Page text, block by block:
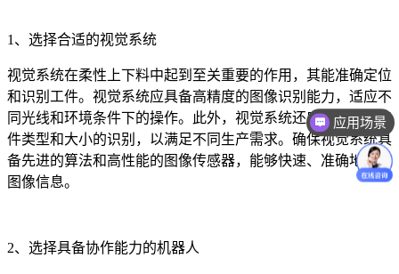
1、选择合适的视觉系统
视觉系统在柔性上下料中起到至关重要的作用，其能准确定位
和识别工件。视觉系统应具备高精度的图像识别能力，适应不
同光线和环境条件下的操作。此外，视觉系统还应支持多种工
件类型和大小的识别，以满足不同生产需求。确保视觉系统具
备先进的算法和高性能的图像传感器，能够快速、准确地处理
图像信息。
2、选择具备协作能力的机器人
应用场景
价格咨询